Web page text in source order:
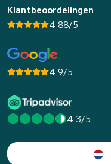
Klantbeoordelingen
4.88/5
4.9/5
4.3/5